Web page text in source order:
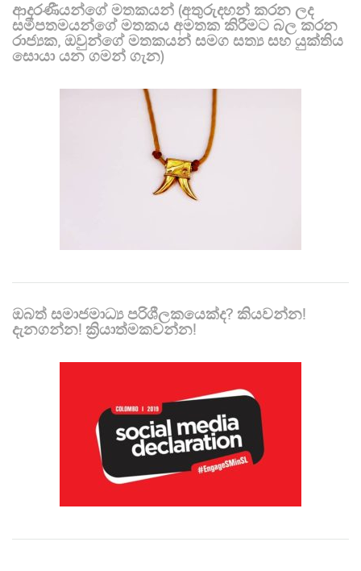
ආදරණීයන්ගේ මතකයන් (අතුරුදහන් කරන ලද
සමීපතමයන්ගේ මතකය අමතක කිරීමට බල කරන
රාජ්‍යක, ඔවුන්ගේ මතකයන් සමග සත්‍ය සහ යුක්තිය
සොයා යන ගමන් ගැන)
ඔබත් සමාජමාධ්‍ය පරිශීලකයෙක්ද? කියවන්න!
දැනගන්න! ක්‍රියාත්මකවන්න!